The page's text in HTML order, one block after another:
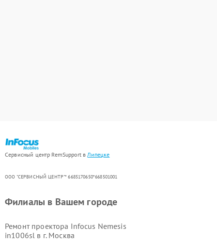
Сервисный центр RemSupport в Липецке
ООО "СЕРВИСНЫЙ ЦЕНТР"* 6685170650*668501001
Филиалы в Вашем городе
Ремонт проектора Infocus Nemesis
in1006sl в г. Москва